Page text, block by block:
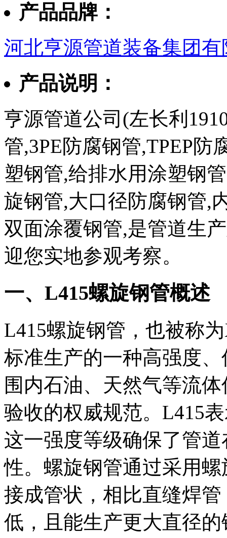
产品品牌：
河北亨源管道装备集团有
产品说明：
亨源管道公司(左长利
管,3PE防腐钢管,TPEP
塑钢管,给排水用涂塑钢
旋钢管,大口径防腐钢管,
双面涂覆钢管,是管道生
迎您实地参观考察。
一、L415螺旋钢管概述
L415螺旋钢管，也被称
标准生产的一种高强度
围内石油、天然气等流
验收的权威规范。L415
这一强度等级确保了管
性。螺旋钢管通过采用
接成管状，相比直缝焊
低，且能生产更大直径